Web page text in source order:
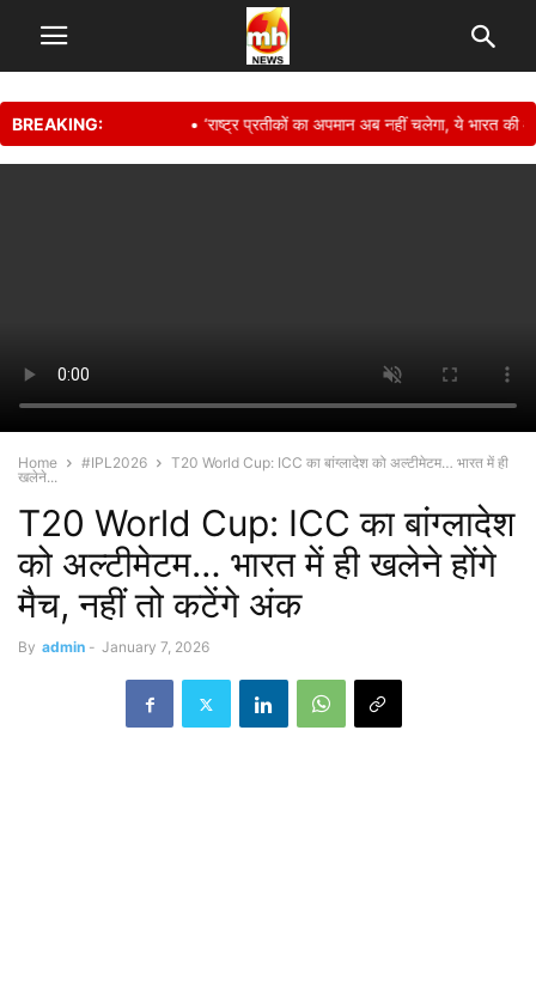
BREAKING: • ‘राष्ट्र प्रतीकों का अपमान अब नहीं चलेगा, ये भारत की
Home #IPL2026
T20 World Cup: ICC का बांग्लादेश को अल्टीमेटम… भारत में ही
खलेने...
T20 World Cup: ICC का बांग्लादेश
को अल्टीमेटम… भारत में ही खलेने होंगे
मैच, नहीं तो कटेंगे अंक
By admin - January 7, 2026